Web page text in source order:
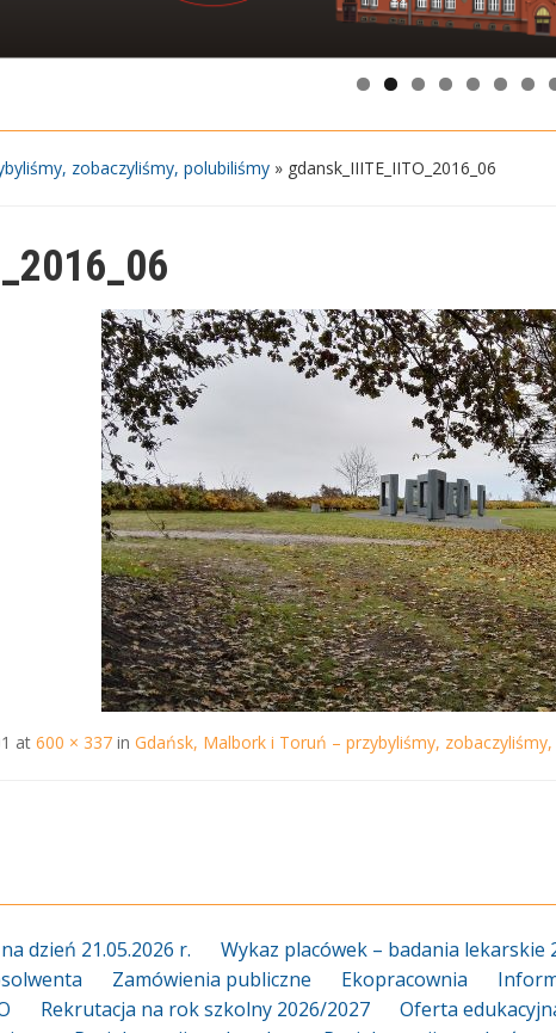
zobaczyliśmy, polubiliśmy » gdansk_IIITE_IITO_2016_06
at 600 × 337 in Gdańsk, Malbork i Toruń – przybyliśmy,
dzień 21.05.2026 r. Wykaz placówek – badania lekarskie
Zamówienia publiczne Ekopracownia
Rekrutacja na rok szkolny 2026/2027 Oferta